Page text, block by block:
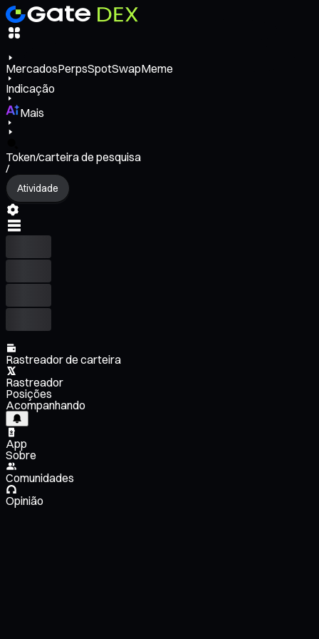
MercadosPerpsSpotSwapMeme
Indicação
Mais
Token/carteira de pesquisa
/
Atividade
Rastreador de carteira
Rastreador
Posições
Acompanhando
App
Sobre
Comunidades
Opinião